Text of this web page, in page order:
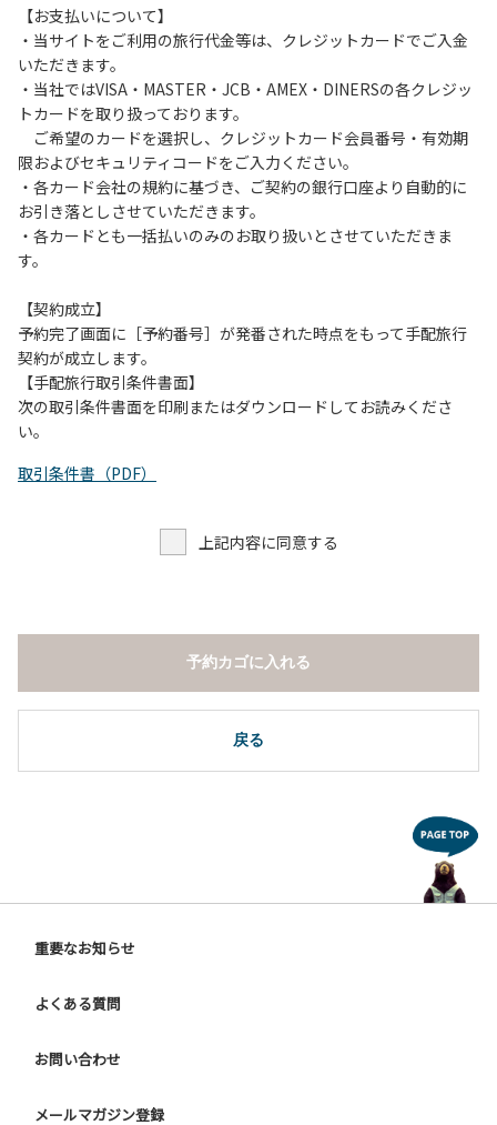
・定期的な施設の消毒。
・スタッフの体調管理、健康チェックの徹底。
・使い捨てスリッパをご用意しております。
・施設内の換気。
※食事中は窓を開けて換気をさせていただく場合がございま
す。また、山の上なので朝晩は冷えます。服装は１枚多めに
ご用意ください。
【お客様へお願い】
・パブリックスペースでは、食事中以外はマスクの着用をお
願いします。
・トイレは各客室のトイレをご利用ください。
※緊急時以外の食堂のトイレの使用は禁止とさせていただき
ます。
【お支払いについて】
・当サイトをご利用の旅行代金等は、クレジットカードでご入金
いただきます。
・当社ではVISA・MASTER・JCB・AMEX・DINERSの各クレジッ
トカードを取り扱っております。
ご希望のカードを選択し、クレジットカード会員番号・有効期
限およびセキュリティコードをご入力ください。
・各カード会社の規約に基づき、ご契約の銀行口座より自動的に
お引き落としさせていただきます。
・各カードとも一括払いのみのお取り扱いとさせていただきま
す。
【契約成立】
予約完了画面に［予約番号］が発番された時点をもって手配旅行
契約が成立します。
【手配旅行取引条件書面】
次の取引条件書面を印刷またはダウンロードしてお読みくださ
い。
取引条件書（PDF）
上記内容に同意する
戻る
予約カゴに入れる
重要なお知らせ
よくある質問
お問い合わせ
メールマガジン登録